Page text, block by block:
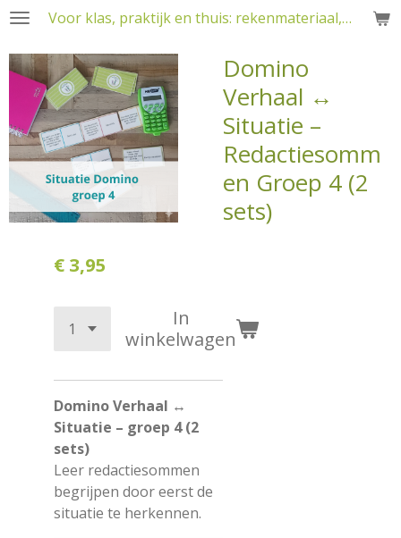
Ga
naar
hoofdinhoud
Voor klas, praktijk en thuis: rekenmateriaal, RT en training
Domino
Verhaal ↔
Situatie –
Redactiesomm
en Groep 4 (2
sets)
€ 3,95
In
winkelwagen
Domino Verhaal ↔
Situatie – groep 4 (2
sets)
Leer redactiesommen
begrijpen door eerst de
situatie te herkennen.